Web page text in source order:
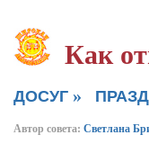
Как
ДОСУГ »
Автор совета: Светлана